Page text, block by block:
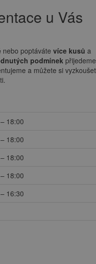
u Vás
nebo poptáváte více kusů a
podmínek přijedeme
a můžete si vyzkoušet
18:00
18:00
18:00
18:00
16:30